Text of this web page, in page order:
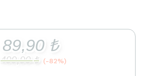
89,90 ₺
499,90₺ (-82%)